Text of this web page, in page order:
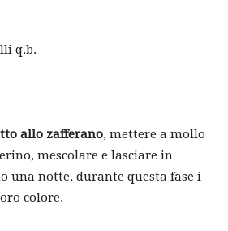
q.b.
allo zafferano, mettere a mollo
mescolare e lasciare in
una notte, durante questa fase i
colore.